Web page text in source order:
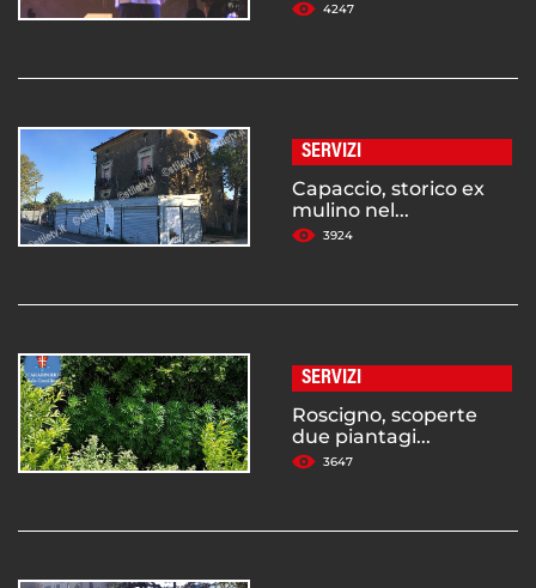
4247
SERVIZI
Capaccio, storico ex
mulino nel...
3924
SERVIZI
Roscigno, scoperte
due piantagi...
3647